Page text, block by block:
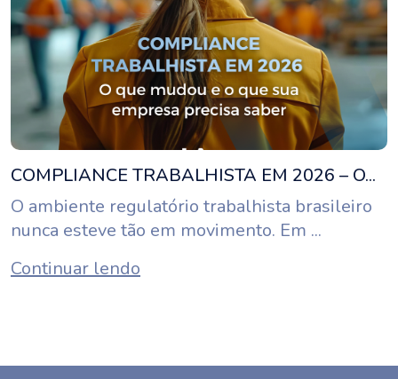
COMPLIANCE TRABALHISTA EM 2026 – O...
O ambiente regulatório trabalhista brasileiro
nunca esteve tão em movimento. Em ...
Continuar lendo